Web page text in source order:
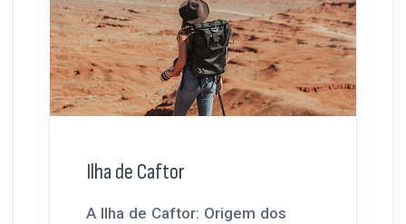
Ilha de Caftor
A Ilha de Caftor: Origem dos